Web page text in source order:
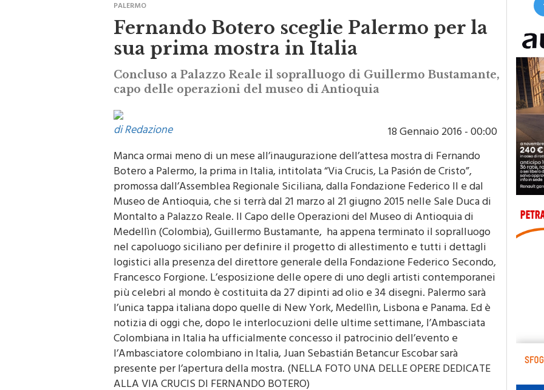
Fernando Botero sceglie Palermo per la
sua prima mostra in Italia
Concluso a Palazzo Reale il sopralluogo di Guillermo Bustamante,
capo delle operazioni del museo di Antioquia
di Redazione
18 Gennaio 2016 - 00:00
Manca ormai meno di un mese all’inaugurazione dell’attesa mostra di Fernando
Botero a Palermo, la prima in Italia, intitolata “Via Crucis, La Pasión de Cristo”,
promossa dall’Assemblea Regionale Siciliana, dalla Fondazione Federico II e dal
Museo de Antioquia, che si terrà dal 21 marzo al 21 giugno 2015 nelle Sale Duca di
Montalto a Palazzo Reale. Il Capo delle Operazioni del Museo di Antioquia di
Medellìn (Colombia), Guillermo Bustamante, ha appena terminato il sopralluogo
nel capoluogo siciliano per definire il progetto di allestimento e tutti i dettagli
logistici alla presenza del direttore generale della Fondazione Federico Secondo,
Francesco Forgione. L’esposizione delle opere di uno degli artisti contemporanei
più celebri al mondo è costituita da 27 dipinti ad olio e 34 disegni. Palermo sarà
l’unica tappa italiana dopo quelle di New York, Medellìn, Lisbona e Panama. Ed è
notizia di oggi che, dopo le interlocuzioni delle ultime settimane, l’Ambasciata
Colombiana in Italia ha ufficialmente concesso il patrocinio dell’evento e
l’Ambasciatore colombiano in Italia, Juan Sebastián Betancur Escobar sarà
presente per l’apertura della mostra. (NELLA FOTO UNA DELLE OPERE DEDICATE
ALLA VIA CRUCIS DI FERNANDO BOTERO)